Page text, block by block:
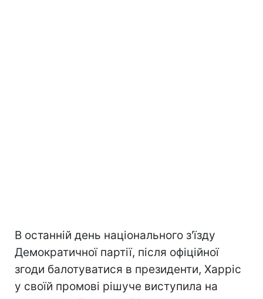
В останній день національного з'їзду
Демократичної партії, після офіційної
згоди балотуватися в президенти, Харріс
у своїй промові рішуче виступила на